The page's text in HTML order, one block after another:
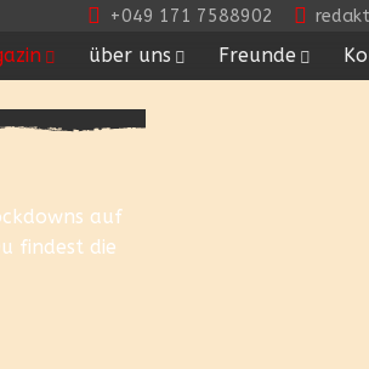
+049 171 7588902
über uns Freunde
auf
findest die